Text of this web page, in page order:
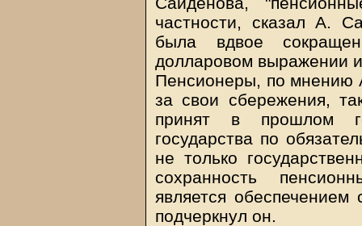
частности, сказал А.
была вдвое
долларовом выражении
Пенсионеры, по мнению
за свои сбережения,
принят в прошлом
государства по
не только
сохранность
является обеспечением
подчеркнул он.